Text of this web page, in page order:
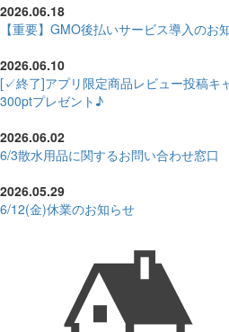
2026.06.18
【重要】GMO後払いサービス導入のお
2026.06.10
[✓終了]アプリ限定商品レビュー投稿キ
300ptプレゼント♪
2026.06.02
6/3散水用品に関するお問い合わせ窓
2026.05.29
6/12(金)休業のお知らせ